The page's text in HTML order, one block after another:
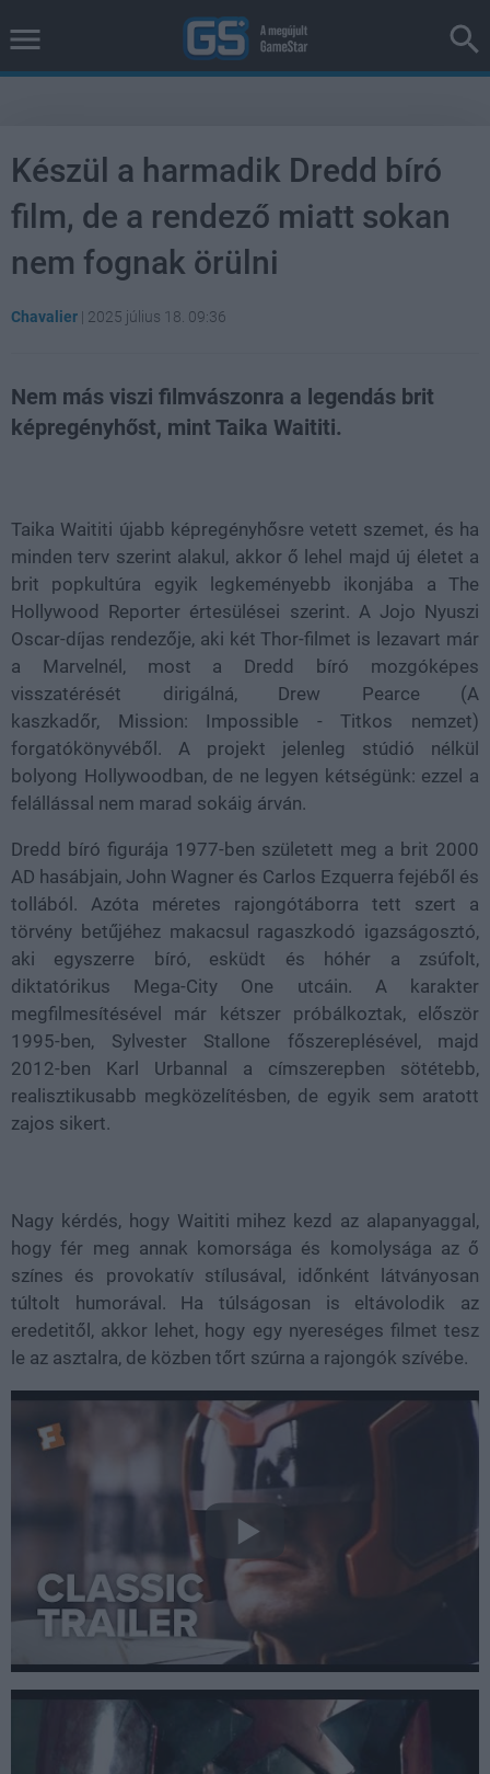
Készül a harmadik Dredd bíró
film, de a rendező miatt sokan
nem fognak örülni
Chavalier | 2025 július 18. 09:36
Nem más viszi filmvászonra a legendás brit
képregényhőst, mint Taika Waititi.
Taika Waititi újabb képregényhősre vetett szemet, és ha
minden terv szerint alakul, akkor ő lehel majd új életet a
brit popkultúra egyik legkeményebb ikonjába a The
Hollywood Reporter értesülései szerint. A Jojo Nyuszi
Oscar-díjas rendezője, aki két Thor-filmet is lezavart már
a Marvelnél, most a Dredd bíró mozgóképes
visszatérését dirigálná, Drew Pearce (A
kaszkadőr, Mission: Impossible - Titkos nemzet)
forgatókönyvéből. A projekt jelenleg stúdió nélkül
bolyong Hollywoodban, de ne legyen kétségünk: ezzel a
felállással nem marad sokáig árván.
Dredd bíró figurája 1977-ben született meg a brit 2000
AD hasábjain, John Wagner és Carlos Ezquerra fejéből és
tollából. Azóta méretes rajongótáborra tett szert a
törvény betűjéhez makacsul ragaszkodó igazságosztó,
aki egyszerre bíró, esküdt és hóhér a zsúfolt,
diktatórikus Mega-City One utcáin. A karakter
megfilmesítésével már kétszer próbálkoztak, először
1995-ben, Sylvester Stallone főszereplésével, majd
2012-ben Karl Urbannal a címszerepben sötétebb,
realisztikusabb megközelítésben, de egyik sem aratott
zajos sikert.
Nagy kérdés, hogy Waititi mihez kezd az alapanyaggal,
hogy fér meg annak komorsága és komolysága az ő
színes és provokatív stílusával, időnként látványosan
túltolt humorával. Ha túlságosan is eltávolodik az
eredetitől, akkor lehet, hogy egy nyereséges filmet tesz
le az asztalra, de közben tőrt szúrna a rajongók szívébe.